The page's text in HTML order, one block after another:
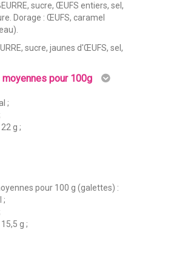
sucre, ŒUFS entiers, sel,
Dorage : ŒUFS, caramel
sucre, jaunes d'ŒUFS, sel,
pour 100g
;
g ;
pour 100 g (galettes) :
;
g ;